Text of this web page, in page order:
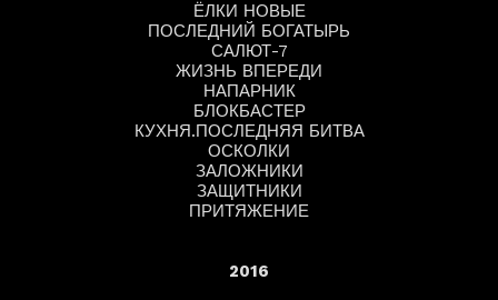
ЁЛКИ НОВЫЕ
ПОСЛЕДНИЙ БОГАТЫРЬ
САЛЮТ-7
ЖИЗНЬ ВПЕРЕДИ
НАПАРНИК
БЛОКБАСТЕР
КУХНЯ.ПОСЛЕДНЯЯ БИТВА
ОСКОЛКИ
ЗАЛОЖНИКИ
ЗАЩИТНИКИ
ПРИТЯЖЕНИЕ
2016